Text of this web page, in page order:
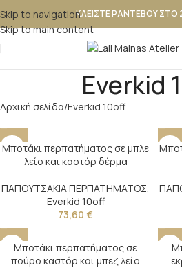
Skip to navigation
Skip to main content
ΚΛΕΙΣΤΕ ΡΑΝΤΕΒΟΥ ΣΤΟ
Everkid
Αρχική σελίδα Everkid 10off
Μποτάκι περπατήματος σε μπλε
λείο και καστόρ δέρμα
ΠΑΠΟΥΤΣΑΚΙΑ ΠΕΡΠΑΤΗΜΑΤΟΣ,
Everkid 10off
73,60 €
Μποτάκι περπατήματος σε
πούρο καστόρ και μπεζ λείο